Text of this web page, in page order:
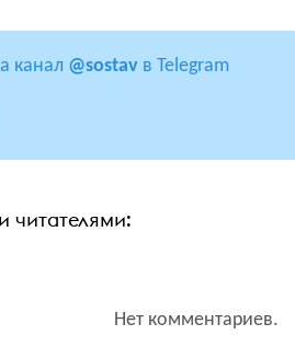
канал @sostav в Telegram
читателями:
Нет комментариев.